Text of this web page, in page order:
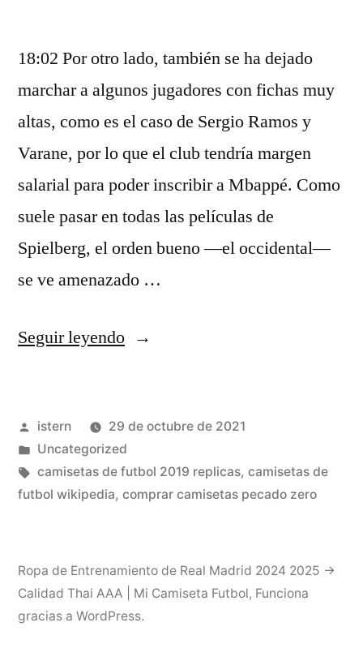
18:02 Por otro lado, también se ha dejado
marchar a algunos jugadores con fichas muy
altas, como es el caso de Sergio Ramos y
Varane, por lo que el club tendría margen
salarial para poder inscribir a Mbappé. Como
suele pasar en todas las películas de
Spielberg, el orden bueno —el occidental—
se ve amenazado …
Seguir leyendo«Así
Mercado
De
Fichajes:
En
Directo»
Publicado
por
istern
29 de octubre de 2021
Publicado
en
Uncategorized
Etiquetas:
camisetas de futbol 2019 replicas, camisetas de
futbol wikipedia, comprar camisetas pecado zero
Ropa de Entrenamiento de Real Madrid 2024 2025 →
Calidad Thai AAA | Mi Camiseta Futbol, Funciona
gracias a WordPress.